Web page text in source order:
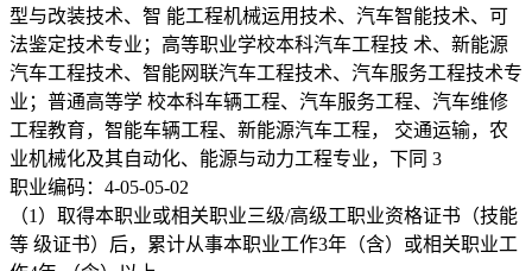
型与改装技术、智 能工程机械运用技术、汽车智能技术、可
法鉴定技术专业；高等职业学校本科汽车工程技 术、新能源
汽车工程技术、智能网联汽车工程技术、汽车服务工程技术专
业；普通高等学 校本科车辆工程、汽车服务工程、汽车维修
工程教育，智能车辆工程、新能源汽车工程， 交通运输，农
业机械化及其自动化、能源与动力工程专业，下同 3
职业编码：4-05-05-02
（1）取得本职业或相关职业三级/高级工职业资格证书（技能
等 级证书）后，累计从事本职业工作3年（含）或相关职业工